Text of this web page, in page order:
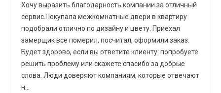
Хочу выразить благодарность компании за отличный
сервис.Покупала межкомнатные двери в квартиру
подобрали отлично по дизайну и цвету. Приехал
замерщик все померил, посчитал, оформили заказ.
Будет здорово, если вы ответите клиенту: попробуете
решить проблему или скажете спасибо за добрые
слова. Люди доверяют компаниям, которые отвечают
н...